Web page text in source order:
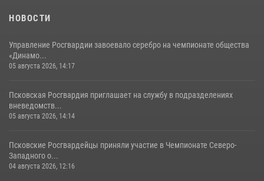
23 июля 2026, 13:19
НОВОСТИ
Управление Росгвардии завоевало серебро на чемпионате общества
«Динамо...
05 августа 2026, 14:17
Псковская Росгвардия приглашает на службу в подразделениях
вневедомств...
05 августа 2026, 14:14
Псковские Росгвардейцы приняли участие в Чемпионате Северо-
Западного о...
04 августа 2026, 12:16